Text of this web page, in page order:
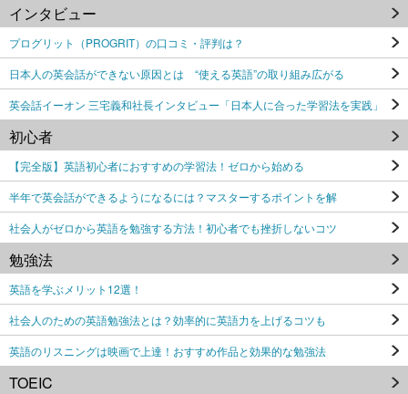
インタビュー
プログリット（PROGRIT）の口コミ・評判は？
日本人の英会話ができない原因とは “使える英語”の取り組み広がる
英会話イーオン 三宅義和社長インタビュー「日本人に合った学習法を実践」
初心者
【完全版】英語初心者におすすめの学習法！ゼロから始める
半年で英会話ができるようになるには？マスターするポイントを解
社会人がゼロから英語を勉強する方法！初心者でも挫折しないコツ
勉強法
英語を学ぶメリット12選！
社会人のための英語勉強法とは？効率的に英語力を上げるコツも
英語のリスニングは映画で上達！おすすめ作品と効果的な勉強法
TOEIC